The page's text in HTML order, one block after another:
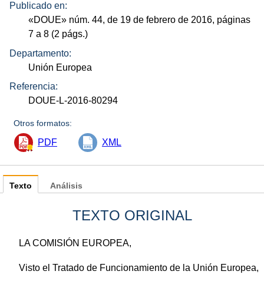
Publicado en:
«DOUE» núm. 44, de 19 de febrero de 2016, páginas
7 a 8 (2 págs.)
Departamento:
Unión Europea
Referencia:
DOUE-L-2016-80294
Otros formatos:
PDF XML
Texto
TEXTO ORIGINAL
LA COMISIÓN EUROPEA,
Visto el Tratado de Funcionamiento de la Unión Europea,
Análisis